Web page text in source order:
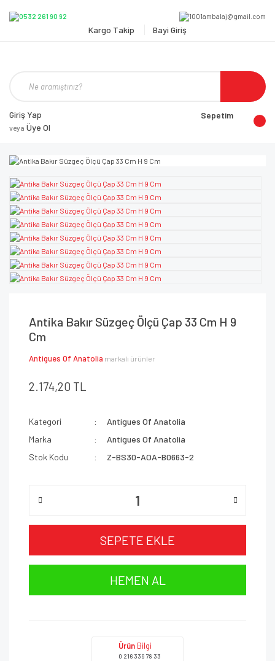
Kargo Takip Bayi Giriş
Giriş Yap
veya Üye Ol
Sepetim
Antika Bakır Süzgeç Ölçü Çap 33 Cm H 9
Cm
Antigues Of Anatolia markalı ürünler
2.174,20 TL
Kategori
Antigues Of Anatolia
Marka
Antigues Of Anatolia
Stok Kodu
Z-BS30-AOA-B0663-2
SEPETE EKLE
HEMEN AL
Ürün Bilgi
0 216 339 78 33